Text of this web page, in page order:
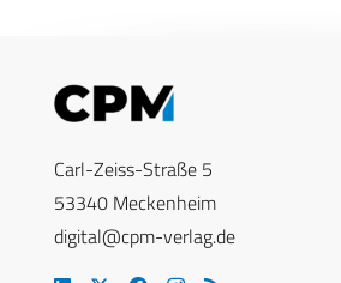
Carl-Zeiss-Straße 5
53340 Meckenheim
digital@cpm-verlag.de